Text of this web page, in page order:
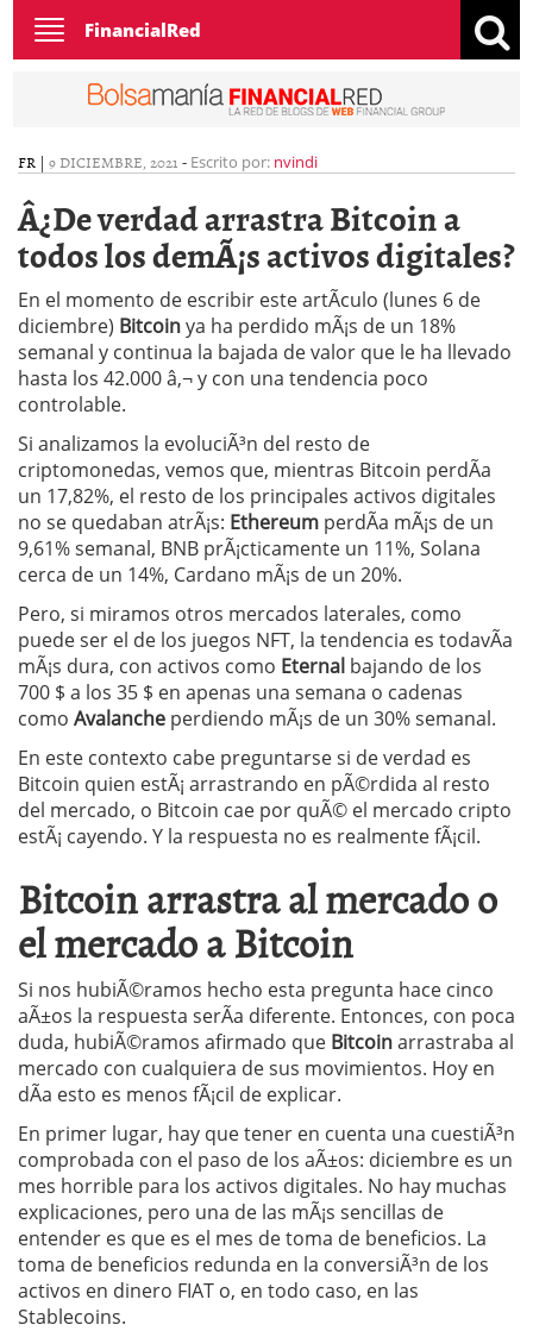
Toggle
navigation
FinancialRed
FR | 9 DICIEMBRE, 2021 - Escrito por: nvindi
Â¿De verdad arrastra Bitcoin a
todos los demÃ¡s activos digitales?
En el momento de escribir este artÃ­culo (lunes 6 de
diciembre) Bitcoinya ha perdido mÃ¡s de un 18%
semanal y continua la bajada de valor que le ha llevado
hasta los 42.000 â‚¬ y con una tendencia poco
controlable.
Si analizamos la evoluciÃ³n del resto de
criptomonedas, vemos que, mientras Bitcoin perdÃ­a
un 17,82%, el resto de los principales activos digitales
no se quedaban atrÃ¡s: Ethereum perdÃ­a mÃ¡s de un
9,61% semanal, BNB prÃ¡cticamente un 11%, Solana
cerca de un 14%, Cardano mÃ¡s de un 20%.
Pero, si miramos otros mercados laterales, como
puede ser el de los juegos NFT, la tendencia es todavÃ­a
mÃ¡s dura, con activos como Eternal bajando de los
700 $ a los 35 $ en apenas una semana o cadenas
como Avalanche perdiendo mÃ¡s de un 30% semanal.
En este contexto cabe preguntarse si de verdad es
Bitcoin quien estÃ¡ arrastrando en pÃ©rdida al resto
del mercado, o Bitcoin cae por quÃ© el mercado cripto
estÃ¡ cayendo. Y la respuesta no es realmente fÃ¡cil.
Bitcoin arrastra al mercado o
el mercado a Bitcoin
Si nos hubiÃ©ramos hecho esta pregunta hace cinco
aÃ±os la respuesta serÃ­a diferente. Entonces, con poca
duda, hubiÃ©ramos afirmado que Bitcoinarrastraba al
mercado con cualquiera de sus movimientos. Hoy en
dÃ­a esto es menos fÃ¡cil de explicar.
En primer lugar, hay que tener en cuenta una cuestiÃ³n
comprobada con el paso de los aÃ±os: diciembre es un
mes horrible para los activos digitales. No hay muchas
explicaciones, pero una de las mÃ¡s sencillas de
entender es que es el mes de toma de beneficios. La
toma de beneficios redunda en la conversiÃ³n de los
activos en dinero FIAT o, en todo caso, en las
Stablecoins.